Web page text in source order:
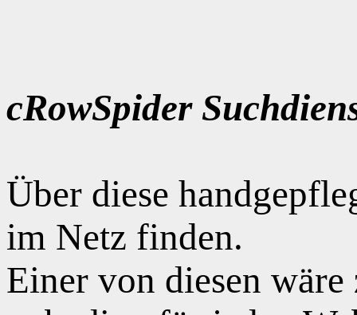
cRowSpider
Über diese
im Netz finden.
Einer von diesen